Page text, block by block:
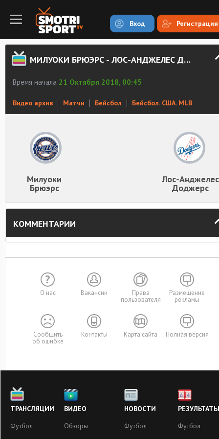
Вход Регистрация
МИЛУОКИ БРЮЭРС - ЛОС-АНДЖЕЛЕС ДОДЖЕРС. ОБЗОР МАТЧА
Время начала 21 Октября 2018, 00:45
Видео архив Матчи Бейсбол Бейсбол. США. MLB
Милуоки
Брюэрс
Лос-Анджелес
Доджерс
КОММЕНТАРИИ
О нас Вакансии
Права
пользователя
Размещение
рекламы
Сообщить
об ошибке
Контакты Карта сайта Полная версия
ТРАНСЛЯЦИИ
Футбол
ВИДЕО
Обзоры
НОВОСТИ
Футбол
РЕЗУЛЬТАТЫ
Футбол